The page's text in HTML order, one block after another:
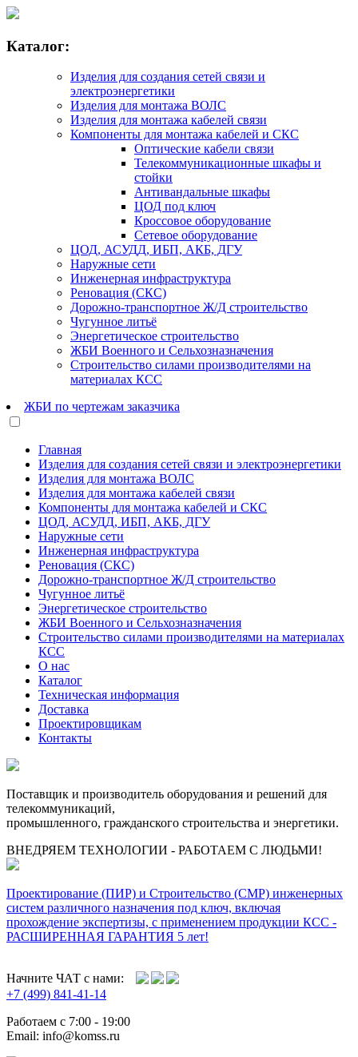
Каталог:
Изделия для создания сетей связи и
электроэнергетики
Изделия для монтажа ВОЛС
Изделия для монтажа кабелей связи
Компоненты для монтажа кабелей и СКС
Оптические кабели связи
Телекоммуникационные шкафы и
стойки
Антивандальные шкафы
ЦОД под ключ
Кроссовое оборудование
Сетевое оборудование
ЦОД, АСУДД, ИБП, АКБ, ДГУ
Наружные сети
Инженерная инфраструктура
Реновация (СКС)
Дорожно-транспортное Ж/Д строительство
Чугунное литьё
Энергетическое строительство
ЖБИ Военного и Сельхозназначения
Строительство силами производителями на
материалах КСС
ЖБИ по чертежам заказчика
Главная
Изделия для создания сетей связи и электроэнергетики
Изделия для монтажа ВОЛС
Изделия для монтажа кабелей связи
Компоненты для монтажа кабелей и СКС
ЦОД, АСУДД, ИБП, АКБ, ДГУ
Наружные сети
Инженерная инфраструктура
Реновация (СКС)
Дорожно-транспортное Ж/Д строительство
Чугунное литьё
Энергетическое строительство
ЖБИ Военного и Сельхозназначения
Строительство силами производителями на материалах
КСС
О нас
Каталог
Техническая информация
Доставка
Проектировщикам
Контакты
Поставщик и производитель оборудования и решений для
телекоммуникаций,
промышленного, гражданского строительства и энергетики.
ВНЕДРЯЕМ ТЕХНОЛОГИИ - РАБОТАЕМ С ЛЮДЬМИ!
Проектирование (ПИР) и Cтроительство (СМР) инженерных
систем различного назначения под ключ, включая
прохождение экспертизы, с применением продукции КСС -
РАСШИРЕННАЯ ГАРАНТИЯ 5 лет!
Начните ЧАТ с нами:
+7 (499) 841-41-14
Работаем с 7:00 - 19:00
Email: info@komss.ru